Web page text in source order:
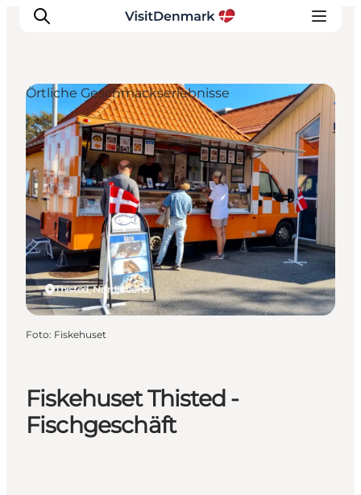
Inspiration
Regionen
Erlebnisse
Unterkünfte
Reiseplanung
Fiskehuset Thisted -
Fischgeschäft
Thisted, Nordjütland
Örtliche Geschmackserlebnisse
Foto: Fiskehuset